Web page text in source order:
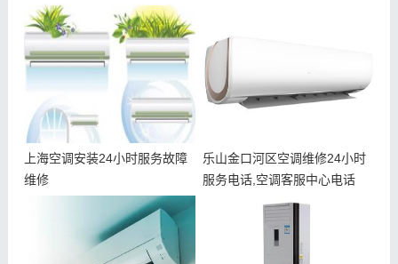
上海空调安装24小时服务故障
维修
乐山金口河区空调维修24小时
服务电话,空调客服中心电话